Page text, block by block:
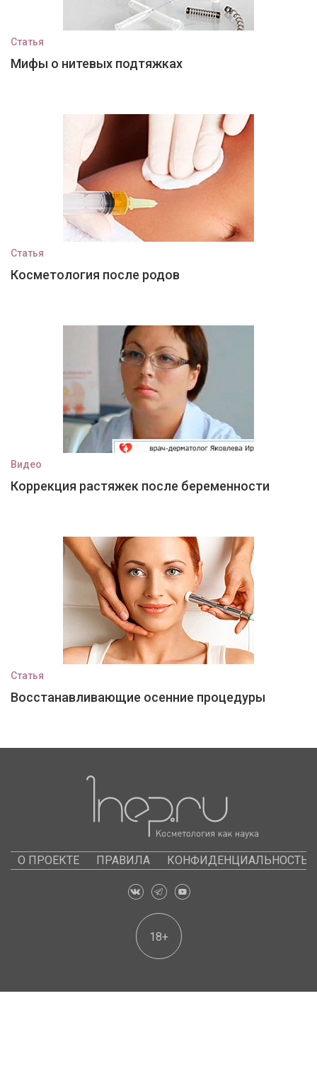
Статья
Мифы о нитевых подтяжках
Статья
Косметология после родов
Видео
Коррекция растяжек после беременности
Статья
Восстанавливающие осенние процедуры
О ПРОЕКТЕ ПРАВИЛА КОНФИДЕНЦИАЛЬНОСТЬ
18+